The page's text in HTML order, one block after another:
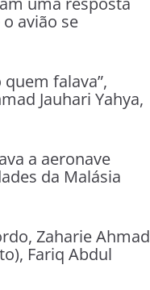
avião se
falava”,
Jauhari Yahya,
a aeronave
da Malásia
Zaharie Ahmad
Fariq Abdul